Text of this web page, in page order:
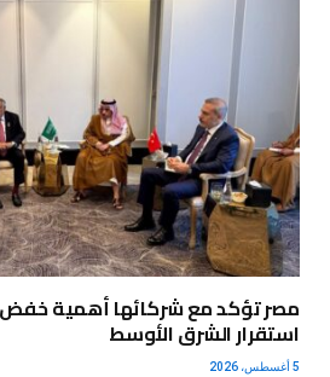
مصر تؤكد مع شركائها أهمية
استقرار الشرق الأوسط
5 أغسطس، 2026